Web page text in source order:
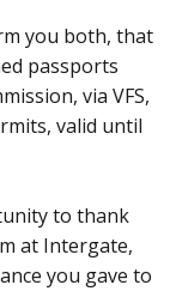
you both, that
passports
via VFS,
valid until
to thank
at Intergate,
you gave to